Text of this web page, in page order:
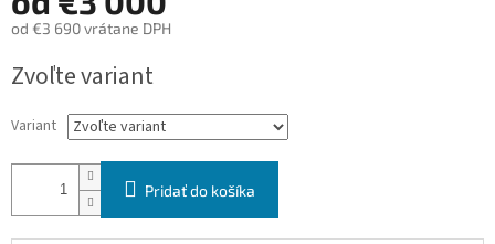
od €3 690vrátane DPH
cena:
Zvoľte variant
Variant
Pridať do košíka